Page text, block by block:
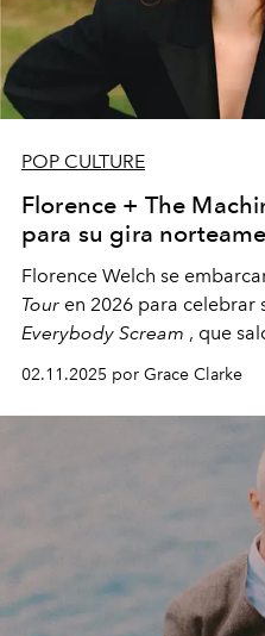
POP CULTURE
Florence + The
para su gira
Florence Welch se
Tour en 2026 para celebrar
Everybody Scream , que
fechas en Norteamérica a
02.11.2025 por Grace Clarke